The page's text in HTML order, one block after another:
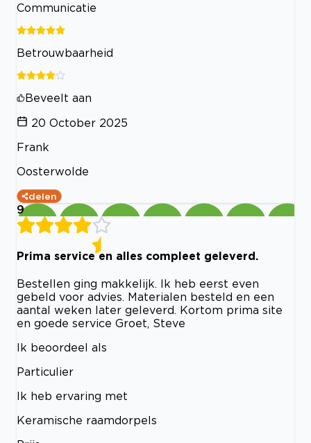
Communicatie
Betrouwbaarheid
Beveelt aan
20 October 2025
Frank
Oosterwolde
delen
9
Prima service en alles compleet geleverd.
Bestellen ging makkelijk. Ik heb eerst even
gebeld voor advies. Materialen besteld en een
aantal weken later geleverd. Kortom prima site
en goede service Groet, Steve
Ik beoordeel als
Particulier
Ik heb ervaring met
Keramische raamdorpels